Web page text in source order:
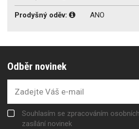
Prodyšný oděv: ANO
Odběr novinek
Souhlasím se zpracováním
zasílání novinek